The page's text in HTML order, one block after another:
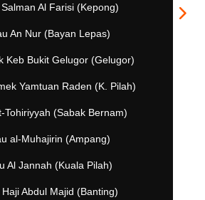
Al Farisi (Kepong)
An Nur (Bayan Lepas)
Keb Bukit Gelugor (Gelugor)
Yamtuan Raden (K. Pilah)
Tohiriyyah (Sabak Bernam)
al-Muhajirin (Ampang)
Al Jannah (Kuala Pilah)
Abdul Majid (Banting)